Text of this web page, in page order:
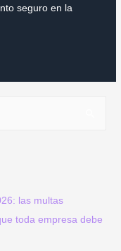
seguro en la
las multas
toda empresa debe